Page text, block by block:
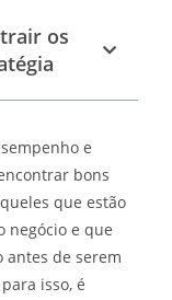
os
e
bons
que estão
negócio e que
antes de serem
isso, é